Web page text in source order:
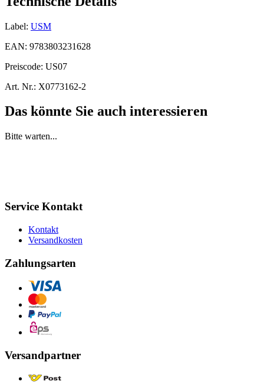
Label: USM
EAN: 9783803231628
Preiscode: US07
Art. Nr.: X0773162-2
Das könnte Sie auch interessieren
Bitte warten...
Service Kontakt
Kontakt
Versandkosten
Zahlungsarten
Versandpartner